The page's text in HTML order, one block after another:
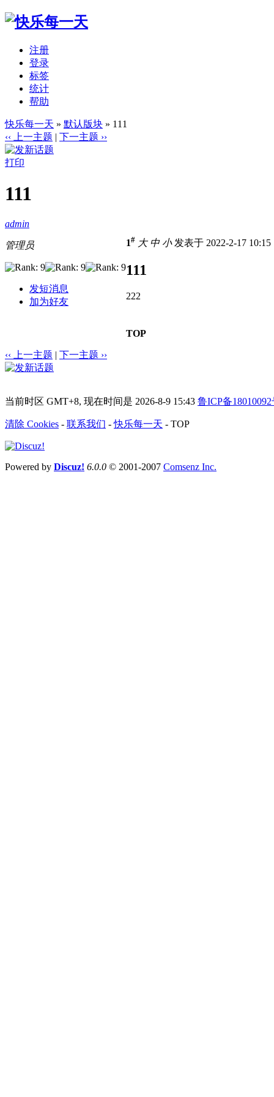
注册
登录
标签
统计
帮助
快乐每一天 » 默认版块 » 111
‹‹ 上一主题 | 下一主题 ››
打印
111
admin
管理员
发短消息
加为好友
1# 大 中 小发表于 2022-2-17
111
222
TOP
‹‹ 上一主题 | 下一主题 ››
当前时区 GMT+8, 现在时间是 2026-8-9 15:43 鲁ICP备18010092
清除 Cookies - 联系我们 -快乐每一天 - TOP
Powered by Discuz! 6.0.0 © 2001-2007 Comsenz Inc.